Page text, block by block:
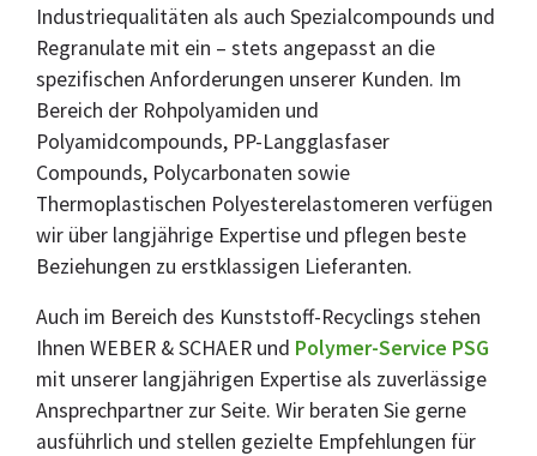
Industriequalitäten als auch Spezialcompounds und
Regranulate mit ein – stets angepasst an die
spezifischen Anforderungen unserer Kunden. Im
Bereich der Rohpolyamiden und
Polyamidcompounds, PP-Langglasfaser
Compounds, Polycarbonaten sowie
Thermoplastischen Polyesterelastomeren verfügen
wir über langjährige Expertise und pflegen beste
Beziehungen zu erstklassigen Lieferanten.
Auch im Bereich des Kunststoff-Recyclings stehen
Ihnen WEBER & SCHAER und Polymer-Service PSG
mit unserer langjährigen Expertise als zuverlässige
Ansprechpartner zur Seite. Wir beraten Sie gerne
ausführlich und stellen gezielte Empfehlungen für